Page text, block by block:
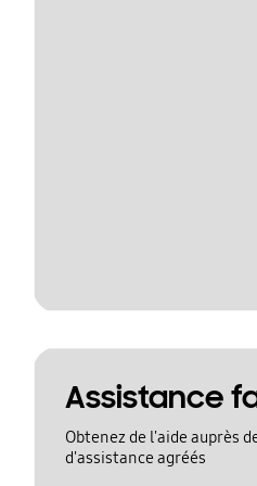
Assistance
Obtenez de l'aide auprès
d'assistance agréés